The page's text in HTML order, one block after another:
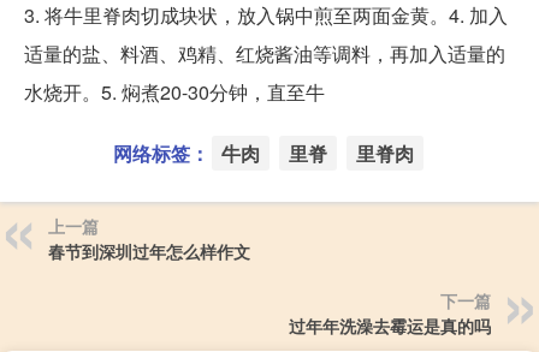
3. 将牛里脊肉切成块状，放入锅中煎至两面金黄。4. 加入
适量的盐、料酒、鸡精、红烧酱油等调料，再加入适量的
水烧开。5. 焖煮20-30分钟，直至牛
网络标签： 牛肉 里脊 里脊肉
上一篇
春节到深圳过年怎么样作文
下一篇
过年年洗澡去霉运是真的吗